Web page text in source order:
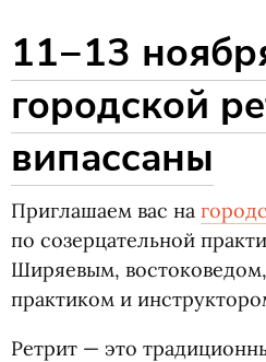
11−13
городской
випассаны
Приглашаем вас на
по созерцательной
Ширяевым,
практиком и
Ретрит — это